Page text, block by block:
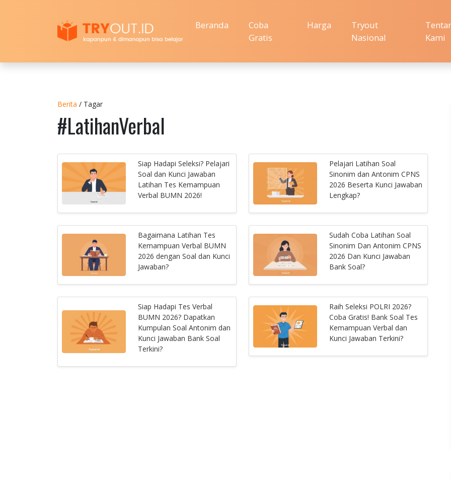
Beranda
Coba
Gratis
Harga
Tryout
Nasional
Kami
Berita / Tagar
#LatihanVerbal
Siap Hadapi Seleksi? Pelajari
Soal dan Kunci Jawaban
Latihan Tes Kemampuan
Verbal BUMN 2026!
Pelajari Latihan Soal
Sinonim dan Antonim CPNS
2026 Beserta Kunci Jawaban
Lengkap?
Bagaimana Latihan Tes
Kemampuan Verbal BUMN
2026 dengan Soal dan Kunci
Jawaban?
Sudah Coba Latihan Soal
Sinonim Dan Antonim CPNS
2026 Dan Kunci Jawaban
Bank Soal?
Siap Hadapi Tes Verbal
BUMN 2026? Dapatkan
Kumpulan Soal Antonim dan
Kunci Jawaban Bank Soal
Terkini?
Raih Seleksi POLRI 2026?
Coba Gratis! Bank Soal Tes
Kemampuan Verbal dan
Kunci Jawaban Terkini?